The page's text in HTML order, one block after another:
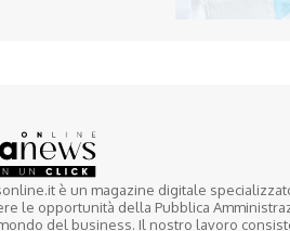
è un magazine digitale
le opportunità della Pubblica
del business. Il nostro lavoro